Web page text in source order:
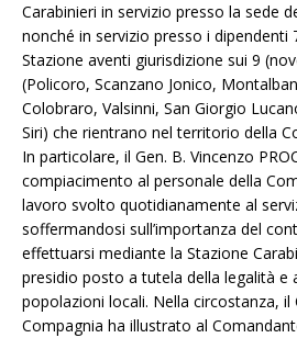
Carabinieri in servizio presso la sede
nonché in servizio presso i dipendenti
Stazione aventi giurisdizione sui 9
(Policoro, Scanzano Jonico,
Colobraro, Valsinni, San Giorgio
Siri) che rientrano nel territorio della
In particolare, il Gen. B. Vincenzo
compiacimento al personale della
lavoro svolto quotidianamente al
soffermandosi sull’importanza del
effettuarsi mediante la Stazione
presidio posto a tutela della legalità e
popolazioni locali. Nella circostanza, il
Compagnia ha illustrato al